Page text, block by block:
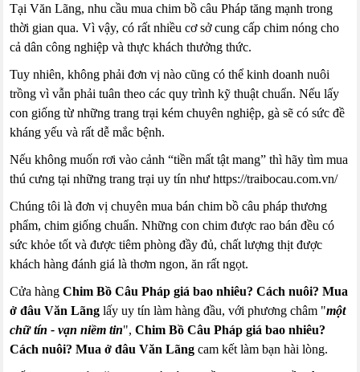
Tại Văn Lãng, nhu cầu mua chim bồ câu Pháp tăng mạnh trong
thời gian qua. Vì vậy, có rất nhiều cơ sở cung cấp chim nóng cho
cả dân công nghiệp và thực khách thưởng thức.
Tuy nhiên, không phải đơn vị nào cũng có thể kinh doanh nuôi
trồng vì vẫn phải tuân theo các quy trình kỹ thuật chuẩn. Nếu lấy
con giống từ những trang trại kém chuyên nghiệp, gà sẽ có sức đề
kháng yếu và rất dễ mắc bệnh.
Nếu không muốn rơi vào cảnh “tiền mất tật mang” thì hãy tìm mua
thú cưng tại những trang trại uy tín như https://traibocau.com.vn/
Chúng tôi là đơn vị chuyên mua bán chim bồ câu pháp thương
phẩm, chim giống chuẩn. Những con chim được rao bán đều có
sức khỏe tốt và được tiêm phòng đầy đủ, chất lượng thịt được
khách hàng đánh giá là thơm ngon, ăn rất ngọt.
Cửa hàngChim Bồ Câu Pháp giá bao nhiêu? Cách nuôi? Mua
ở đâu Văn Lãng lấy uy tín làm hàng đầu, với phương châm "một
chữ tín - vạn niềm tin",Chim Bồ Câu Pháp giá bao nhiêu?
Cách nuôi? Mua ở đâu Văn Lãng cam kết làm bạn hài lòng.